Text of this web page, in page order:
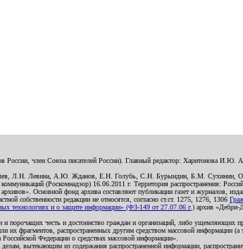
член Союза писателей России). Главный редактор: Харитонова И.Ю.
Л.Н. Левина, А.Ю. Жданов, Е.Н. Голубь, С.Н. Бурындин, Б.М. Сухинин,
(Роскомнадзор) 16.06.2011 г. Территория распространения:
архивов». Основной фонд архива составляют публикации газет и журналов,
собственности редакции не относятся, согласно ст.ст. 1275, 1276, 1306
технологиях и о защите информации» (ФЗ-149 от 27.07.06 г.) архив «Дебри-
порочащих честь и достоинство граждан и организаций, либо ущемляющих
фрагментов, распространенных другим средством массовой информации (а
Федерации о средствах массовой информации».
вытекающим из содержания распространенной информации,